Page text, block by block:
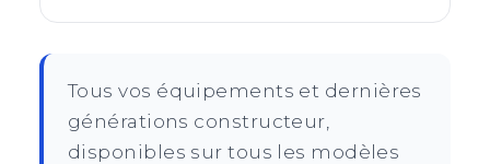
Tous vos équipements et dernières
générations constructeur,
disponibles sur tous les modèles